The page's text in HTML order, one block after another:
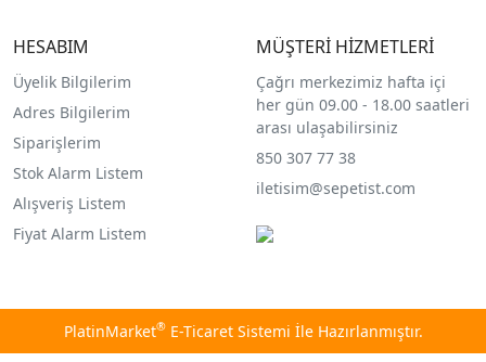
HESABIM
Üyelik Bilgilerim
Adres Bilgilerim
Siparişlerim
Stok Alarm Listem
Alışveriş Listem
Fiyat Alarm Listem
MÜŞTERİ HİZMETLERİ
Çağrı merkezimiz hafta içi
her gün 09.00 - 18.00 saatleri
arası ulaşabilirsiniz
850 307 77 38
iletisim@sepetist.com
PlatinMarket®E-Ticaret Sistemi İle Hazırlanmıştır.